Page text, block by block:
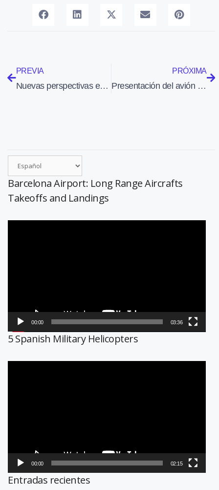
PREVIA
Nuevas perspectivas espaciales
PRÓXIMA
Presentación del avión chino AVIC MA600 en Dubai Airshow
Barcelona Airport: Long Range Aircrafts
Takeoffs and Landings
00:00 03:36
5 Spanish Military Helicopters
00:00 02:15
Entradas recientes